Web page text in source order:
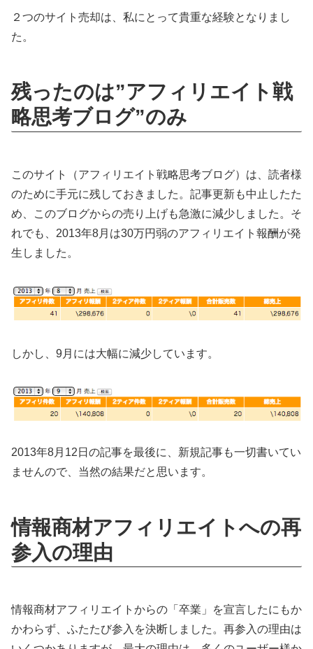
２つのサイト売却は、私にとって貴重な経験となりまし
た。
残ったのは”アフィリエイト戦
略思考ブログ”のみ
このサイト（アフィリエイト戦略思考ブログ）は、読者様
のために手元に残しておきました。記事更新も中止したた
め、このブログからの売り上げも急激に減少しました。そ
れでも、2013年8月は30万円弱のアフィリエイト報酬が発
生しました。
しかし、9月には大幅に減少しています。
2013年8月12日の記事を最後に、新規記事も一切書いてい
ませんので、当然の結果だと思います。
情報商材アフィリエイトへの再
参入の理由
情報商材アフィリエイトからの「卒業」を宣言したにもか
かわらず、ふたたび参入を決断しました。再参入の理由は